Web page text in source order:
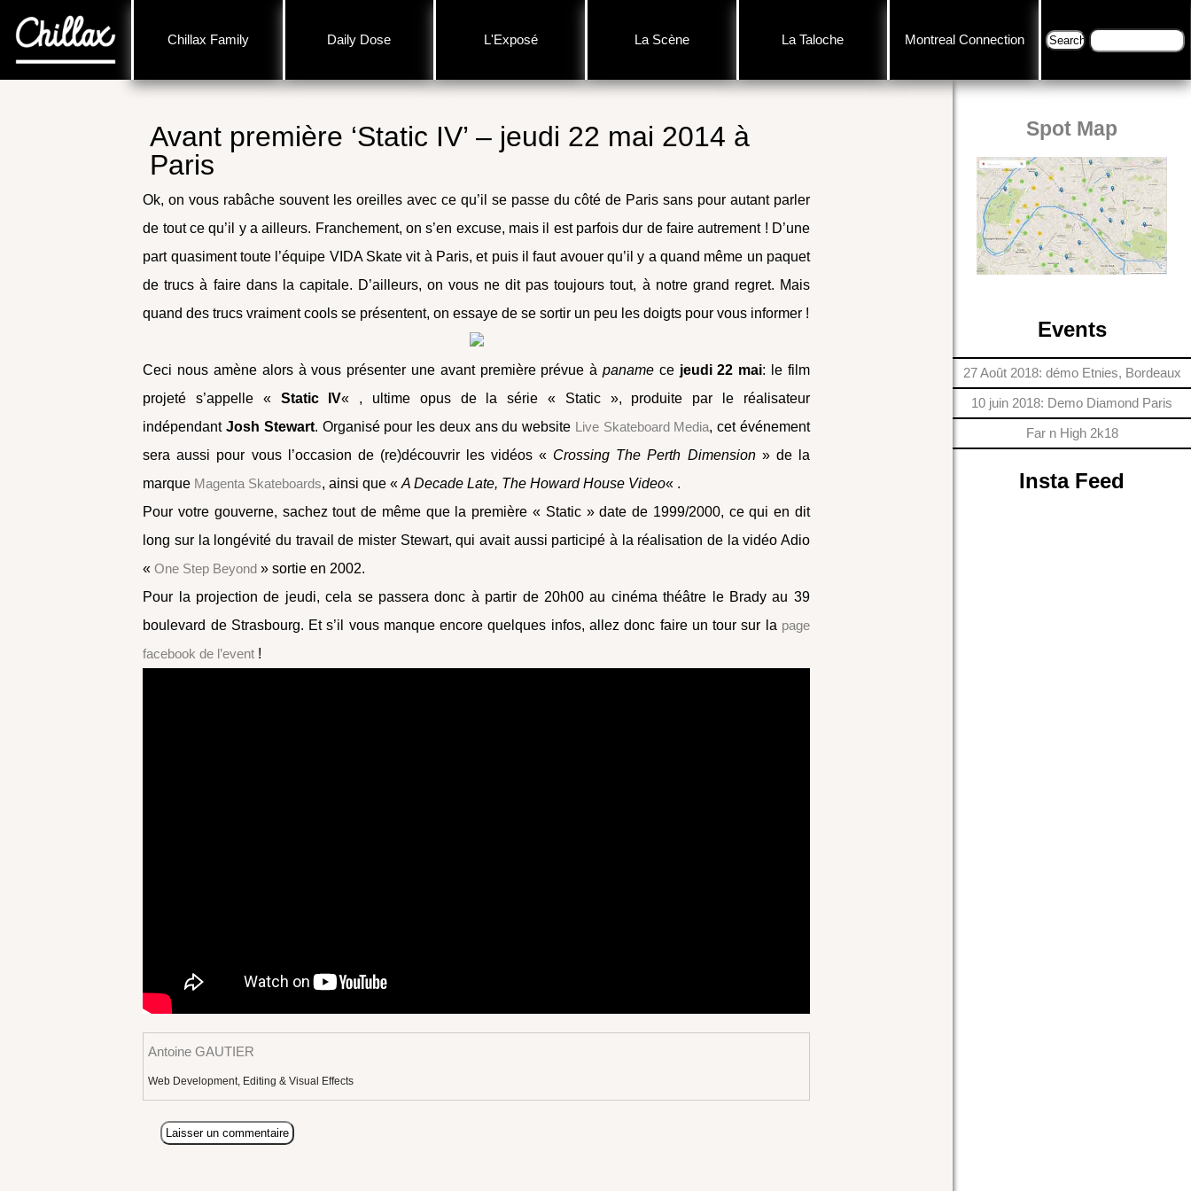
Chillax Family Daily Dose L'Exposé La Scène La Taloche Montreal Connection
Avant première ‘Static IV’ – jeudi 22 mai 2014 à
Paris
Ok, on vous rabâche souvent les oreilles avec ce qu’il se passe du côté de Paris sans pour autant parler
de tout ce qu’il y a ailleurs. Franchement, on s’en excuse, mais il est parfois dur de faire autrement ! D’une
part quasiment toute l’équipe VIDA Skate vit à Paris, et puis il faut avouer qu’il y a quand même un paquet
de trucs à faire dans la capitale. D’ailleurs, on vous ne dit pas toujours tout, à notre grand regret. Mais
quand des trucs vraiment cools se présentent, on essaye de se sortir un peu les doigts pour vous informer !
Ceci nous amène alors à vous présenter une avant première prévue àpaname ce jeudi 22 mai: le film
projeté s’appelle « Static IV« , ultime opus de la série « Static », produite par le réalisateur
indépendantJosh Stewart. Organisé pour les deux ans du website Live Skateboard Media, cet événement
sera aussi pour vous l’occasion de (re)découvrir les vidéos « Crossing The Perth Dimension» de la
marque Magenta Skateboards, ainsi que «A Decade Late, The Howard House Video« .
Pour votre gouverne, sachez tout de même que la première « Static » date de 1999/2000, ce qui en dit
long sur la longévité du travail de mister Stewart, qui avait aussi participé à la réalisation de la vidéo Adio
«One Step Beyond » sortie en 2002.
Pour la projection de jeudi, cela se passera donc à partir de 20h00 au cinéma théâtre le Brady au 39
boulevard de Strasbourg. Et s’il vous manque encore quelques infos, allez donc faire un tour sur la page
facebook de l’event !
Antoine GAUTIER
Web Development, Editing & Visual Effects
Spot Map
Events
27 Août 2018: démo Etnies, Bordeaux
10 juin 2018: Demo Diamond Paris
Far n High 2k18
Insta Feed